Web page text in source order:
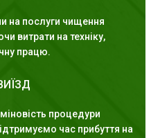
на послуги чищення
витрати на техніку,
працю.
процедури
час прибуття на